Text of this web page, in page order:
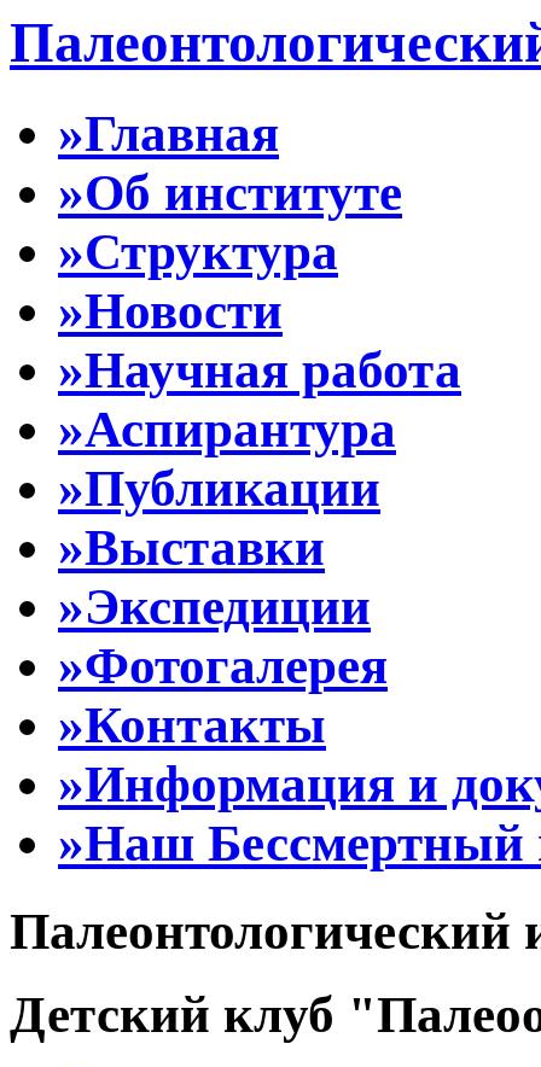
»Главная
»Об институте
»Структура
»Новости
»Научная работа
»Аспирантура
»Публикации
»Выставки
»Экспедиции
»Фотогалерея
»Контакты
»Информация и
»Наш Бессмертный
Палеонтологический
Детский клуб